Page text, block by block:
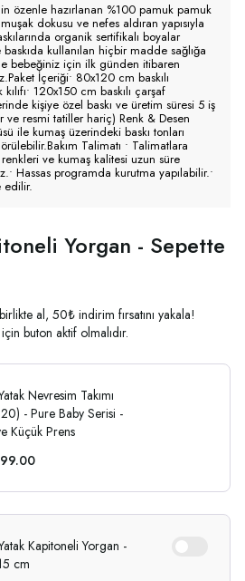
özenle hazırlanan %100 pamuk pamuk
dokusu ve nefes aldıran yapısıyla
organik sertifikalı boyalar
kullanılan hiçbir madde sağlığa
bebeğiniz için ilk günden itibaren
İçeriği• 80x120 cm baskılı
120x150 cm baskılı çarşaf
kişiye özel baskı ve üretim süresi 5 iş
ve resmi tatiller hariç) Renk & Desen
ile kumaş üzerindeki baskı tonları
Talimatı • Talimatlara
renkleri ve kumaş kalitesi uzun süre
Hassas programda kurutma yapılabilir.•
edilir.
Yorgan - Sepette
al, 50₺ indirim fırsatını yakala!
buton aktif olmalıdır.
Nevresim Takımı
- Pure Baby Serisi -
Küçük Prens
Kapitoneli Yorgan -
cm